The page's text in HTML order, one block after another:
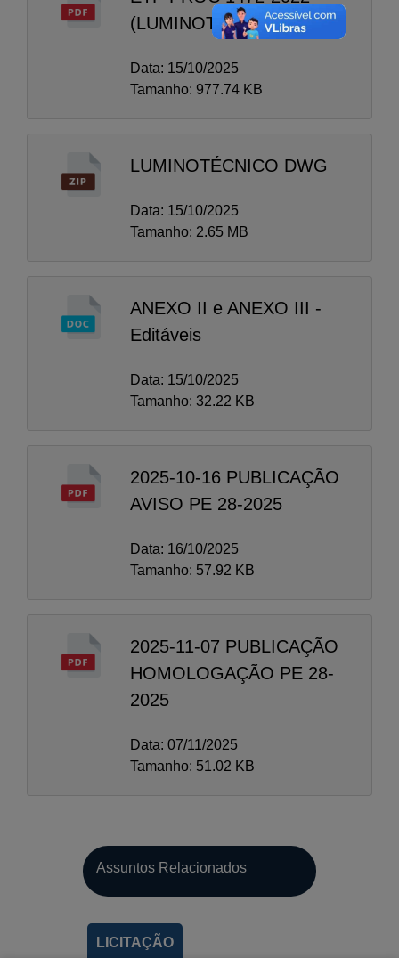
(LUMINOTÉCNICO)
Data: 15/10/2025
Tamanho: 977.74 KB
LUMINOTÉCNICO DWG
Data: 15/10/2025
Tamanho: 2.65 MB
ANEXO II e ANEXO III -
Editáveis
Data: 15/10/2025
Tamanho: 32.22 KB
2025-10-16 PUBLICAÇÃO
AVISO PE 28-2025
Data: 16/10/2025
Tamanho: 57.92 KB
2025-11-07 PUBLICAÇÃO
HOMOLOGAÇÃO PE 28-
2025
Data: 07/11/2025
Tamanho: 51.02 KB
Assuntos Relacionados
LICITAÇÃO